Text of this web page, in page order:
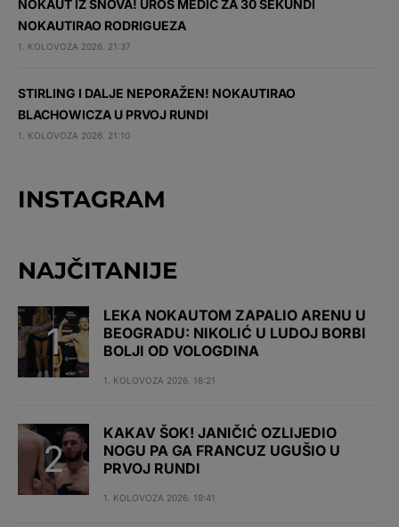
NOKAUT IZ SNOVA! UROŠ MEDIĆ ZA 30 SEKUNDI
NOKAUTIRAO RODRIGUEZA
1. KOLOVOZA 2026. 21:37
STIRLING I DALJE NEPORAŽEN! NOKAUTIRAO
BLACHOWICZA U PRVOJ RUNDI
1. KOLOVOZA 2026. 21:10
INSTAGRAM
NAJČITANIJE
LEKA NOKAUTOM ZAPALIO ARENU U
BEOGRADU: NIKOLIĆ U LUDOJ BORBI
BOLJI OD VOLOGDINA
1. KOLOVOZA 2026. 18:21
KAKAV ŠOK! JANIČIĆ OZLIJEDIO
NOGU PA GA FRANCUZ UGUŠIO U
PRVOJ RUNDI
1. KOLOVOZA 2026. 19:41